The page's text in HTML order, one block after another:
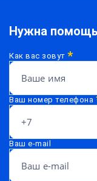
Нужна
Как вас зовут*
Ваш номер телефона
Ваш e-mail